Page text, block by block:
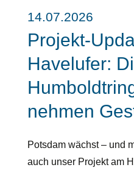
14.07.2026
Projekt-
Havelufer:
nehmen
Potsdam wächst – und
auch unser Projekt am